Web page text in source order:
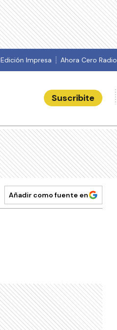
Edición Impresa Ahora Cero Radio
Suscribite
Añadir como fuente en